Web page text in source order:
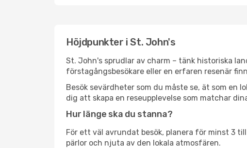
Höjdpunkter i St. John's
St. John's sprudlar av charm – tänk historiska
förstagångsbesökare eller en erfaren resenär
Besök sevärdheter som du måste se, ät som en
dig att skapa en reseupplevelse som matchar
Hur länge ska du stanna?
För ett väl avrundat besök, planera för minst 3
pärlor och njuta av den lokala atmosfären.